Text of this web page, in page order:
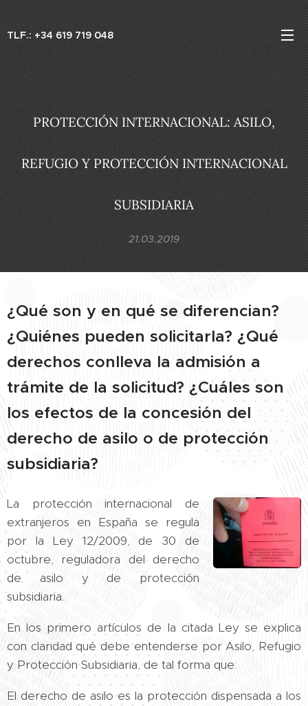
TLF.: +34 619 719 048
PROTECCIÓN INTERNACIONAL: ASILO,
REFUGIO Y PROTECCIÓN INTERNACIONAL
SUBSIDIARIA
21.03.2019
¿Qué son y en qué se diferencian?
¿Quiénes pueden solicitarla? ¿Qué
derechos conlleva la admisión a
trámite de la solicitud? ¿Cuáles son
los efectos de la concesión del
derecho de asilo o de protección
subsidiaria?
La protección internacional de
extranjeros en España se regula
por la Ley 12/2009, de 30 de
octubre, reguladora del derecho
de asilo y de protección
subsidiaria.
En los primero artículos de la citada Ley se explica
con claridad qué debe entenderse por Asilo, Refugio
y Protección Subsidiaria, de tal forma que:
El derecho de asilo es la protección dispensada a los